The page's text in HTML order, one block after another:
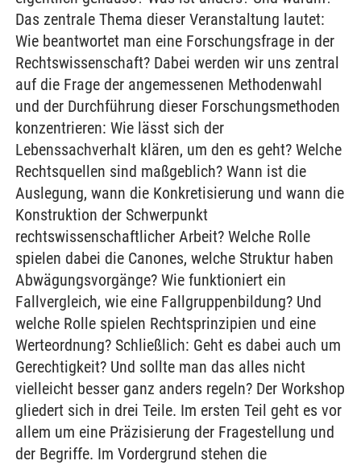
Das zentrale Thema dieser Veranstaltung lautet:
Wie beantwortet man eine Forschungsfrage in der
Rechtswissenschaft? Dabei werden wir uns zentral
auf die Frage der angemessenen Methodenwahl
und der Durchführung dieser Forschungsmethoden
konzentrieren: Wie lässt sich der
Lebenssachverhalt klären, um den es geht? Welche
Rechtsquellen sind maßgeblich? Wann ist die
Auslegung, wann die Konkretisierung und wann die
Konstruktion der Schwerpunkt
rechtswissenschaftlicher Arbeit? Welche Rolle
spielen dabei die Canones, welche Struktur haben
Abwägungsvorgänge? Wie funktioniert ein
Fallvergleich, wie eine Fallgruppenbildung? Und
welche Rolle spielen Rechtsprinzipien und eine
Werteordnung? Schließlich: Geht es dabei auch um
Gerechtigkeit? Und sollte man das alles nicht
vielleicht besser ganz anders regeln? Der Workshop
gliedert sich in drei Teile. Im ersten Teil geht es vor
allem um eine Präzisierung der Fragestellung und
der Begriffe. Im Vordergrund stehen die